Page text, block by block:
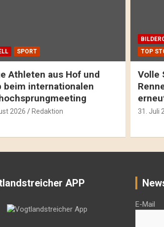
SPORT
Athleten aus Hof und
beim internationalen
2026 Redaktion
TOP
Volle
31. Juli
APP
E-Mail